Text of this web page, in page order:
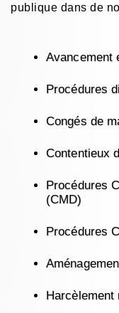
publique dans de
Avancement
Procédures
Congés de
Contentieux
Procédures
(CMD)
Procédures
Harcèlement